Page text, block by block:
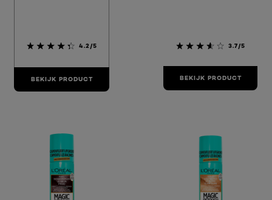
4.2/5
BEKIJK PRODUCT
3.7/5
BEKIJK PRODUCT